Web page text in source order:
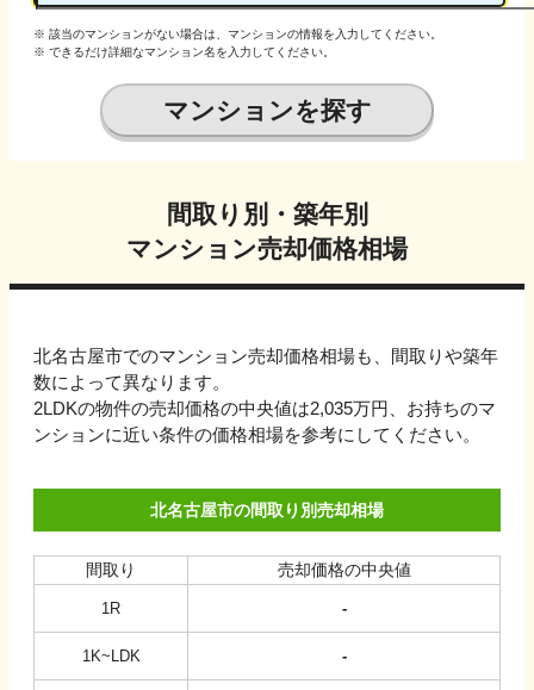
※ 該当のマンションがない場合は、マンションの情報を入力してください。
※ できるだけ詳細なマンション名を入力してください。
マンションを探す
間取り別・築年別
マンション売却価格相場
北名古屋市でのマンション売却価格相場も、間取りや築年
数によって異なります。
2LDKの物件の売却価格の中央値は2,035万円、 お持ちのマ
ンションに近い条件の価格相場を参考にしてください。
北名古屋市の間取り別売却相場
間取り 売却価格の中央値
1R -
1K~LDK -